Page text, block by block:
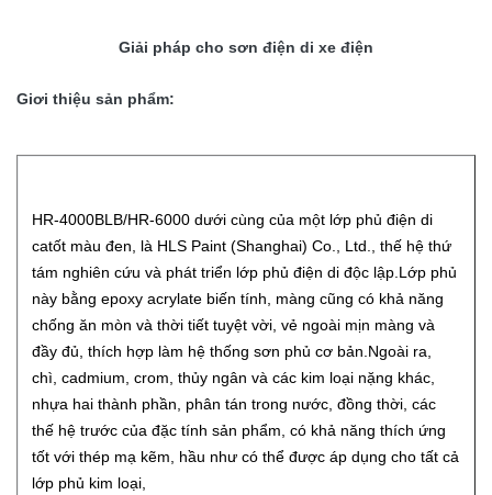
Giải pháp cho sơn điện di xe điện​
Giơi thiệu sản phẩm:
HR-4000BLB/HR-6000 dưới cùng của một lớp phủ điện di
catốt màu đen, là HLS Paint (Shanghai) Co., Ltd., thế hệ thứ
tám nghiên cứu và phát triển lớp phủ điện di độc lập.Lớp phủ
này bằng epoxy acrylate biến tính, màng cũng có khả năng
chống ăn mòn và thời tiết tuyệt vời, vẻ ngoài mịn màng và
đầy đủ, thích hợp làm hệ thống sơn phủ cơ bản.Ngoài ra,
chì, cadmium, crom, thủy ngân và các kim loại nặng khác,
nhựa hai thành phần, phân tán trong nước, đồng thời, các
thế hệ trước của đặc tính sản phẩm, có khả năng thích ứng
tốt với thép mạ kẽm, hầu như có thể được áp dụng cho tất cả
lớp phủ kim loại,